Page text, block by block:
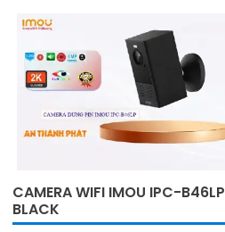
CAMERA WIFI IMOU IPC-B46LP
BLACK